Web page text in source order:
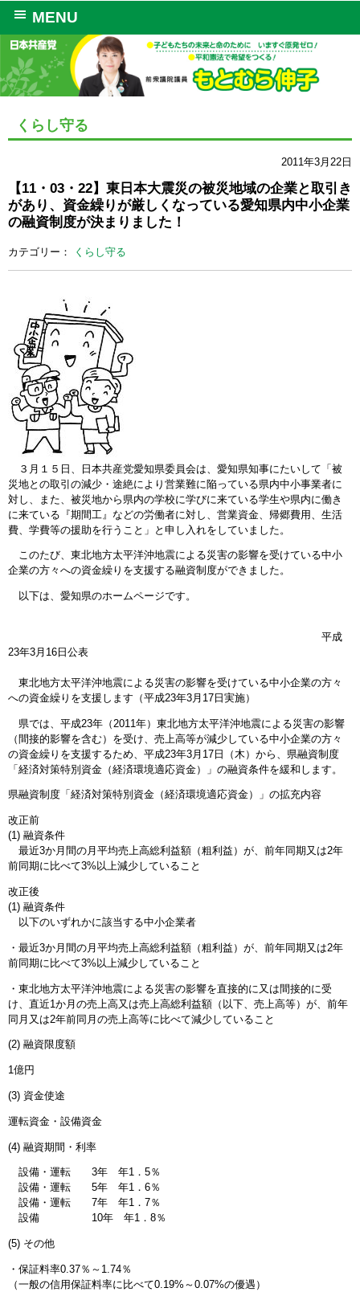
MENU
くらし守る
2011年3月22日
【11・03・22】東日本大震災の被災地域の企業と取引き
があり、資金繰りが厳しくなっている愛知県内中小企業
の融資制度が決まりました！
カテゴリー： くらし守る
３月１５日、日本共産党愛知県委員会は、愛知県知事にたいして「被
災地との取引の減少・途絶により営業難に陥っている県内中小事業者に
対し、また、被災地から県内の学校に学びに来ている学生や県内に働き
に来ている『期間工』などの労働者に対し、営業資金、帰郷費用、生活
費、学費等の援助を行うこと」と申し入れをしていました。
このたび、東北地方太平洋沖地震による災害の影響を受けている中小
企業の方々への資金繰りを支援する融資制度ができました。
以下は、愛知県のホームページです。
平成
23年3月16日公表
東北地方太平洋沖地震による災害の影響を受けている中小企業の方々
への資金繰りを支援します（平成23年3月17日実施）
県では、平成23年（2011年）東北地方太平洋沖地震による災害の影響
（間接的影響を含む）を受け、売上高等が減少している中小企業の方々
の資金繰りを支援するため、平成23年3月17日（木）から、県融資制度
「経済対策特別資金（経済環境適応資金）」の融資条件を緩和します。
県融資制度「経済対策特別資金（経済環境適応資金）」の拡充内容
改正前
(1) 融資条件
最近3か月間の月平均売上高総利益額（粗利益）が、前年同期又は2年
前同期に比べて3%以上減少していること
改正後
(1) 融資条件
以下のいずれかに該当する中小企業者
・最近3か月間の月平均売上高総利益額（粗利益）が、前年同期又は2年
前同期に比べて3%以上減少していること
・東北地方太平洋沖地震による災害の影響を直接的に又は間接的に受
け、直近1か月の売上高又は売上高総利益額（以下、売上高等）が、前年
同月又は2年前同月の売上高等に比べて減少していること
(2) 融資限度額
1億円
(3) 資金使途
運転資金・設備資金
(4) 融資期間・利率
設備・運転 3年 年1．5％
設備・運転 5年 年1．6％
設備・運転 7年 年1．7％
設備 10年 年1．8％
(5) その他
・保証料率0.37％～1.74％
（一般の信用保証料率に比べて0.19%～0.07%の優遇）